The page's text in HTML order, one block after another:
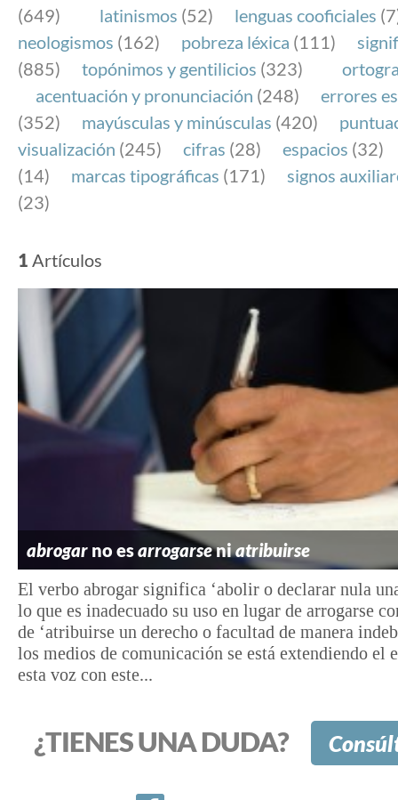
(649)
latinismos (52) lenguas cooficiales
neologismos (162) pobreza léxica (111)
(885)
topónimos y gentilicios (323)
acentuación y pronunciación (248)
errores
(352)
mayúsculas y minúsculas (420)
visualización (245) cifras (28) espacios (32)
(14)
marcas tipográficas (171)
signos
(23)
1 Artículos
abrogar no esarrogarseniatribuirse
El verbo abrogar significa ‘abolir o declarar nula
lo que es inadecuado su uso en lugar de arrogarse
de ‘atribuirse un derecho o facultad de manera
los medios de comunicación se está extendiendo el
esta voz con este...
¿TIENES UNA DUDA?